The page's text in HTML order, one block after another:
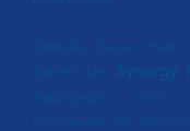
Desde hace
través de
Synergy
trabajado con
procesos de